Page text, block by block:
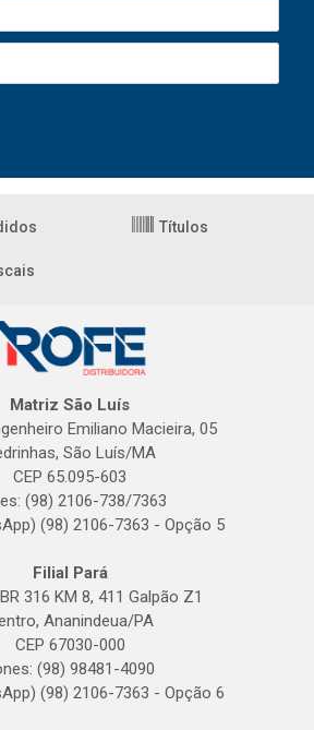
Títulos
Matriz São Luís
Emiliano Macieira, 05
São Luís/MA
CEP 65.095-603
(98) 2106-738/7363
(98) 2106-7363 - Opção 5
Filial Pará
316 KM 8, 411 Galpão Z1
Ananindeua/PA
CEP 67030-000
(98) 98481-4090
(98) 2106-7363 - Opção 6